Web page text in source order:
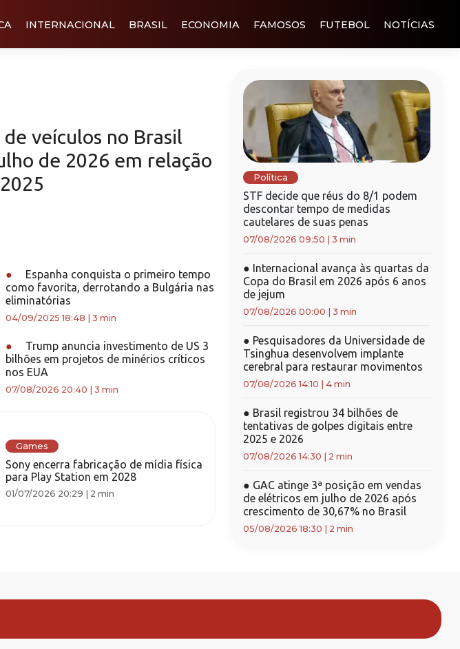
INTERNACIONAL BRASIL ECONOMIA FAMOSOS FUTEBOL NOTÍCIAS
veículos no Brasil
de 2026 em relação
●
Espanha conquista o primeiro tempo
como favorita, derrotando a Bulgária nas
eliminatórias
04/09/2025 18:48 3 min
●
Trump anuncia investimento de US 3
bilhões em projetos de minérios críticos
nos EUA
07/08/2026 20:40 3 min
Games
Sony encerra fabricação de mídia física
para Play Station em 2028
01/07/2026 20:29 | 2 min
Política
STF decide que réus do 8/1 podem
descontar tempo de medidas
cautelares de suas penas
07/08/2026 09:50 3 min
● Internacional avança às quartas da
Copa do Brasil em 2026 após 6 anos
de jejum
07/08/2026 00:00 3 min
● Pesquisadores da Universidade de
Tsinghua desenvolvem implante
cerebral para restaurar movimentos
07/08/2026 14:10 4 min
● Brasil registrou 34 bilhões de
tentativas de golpes digitais entre
2025 e 2026
07/08/2026 14:30 2 min
● GAC atinge 3ª posição em vendas
de elétricos em julho de 2026 após
crescimento de 30,67% no Brasil
05/08/2026 18:30 2 min